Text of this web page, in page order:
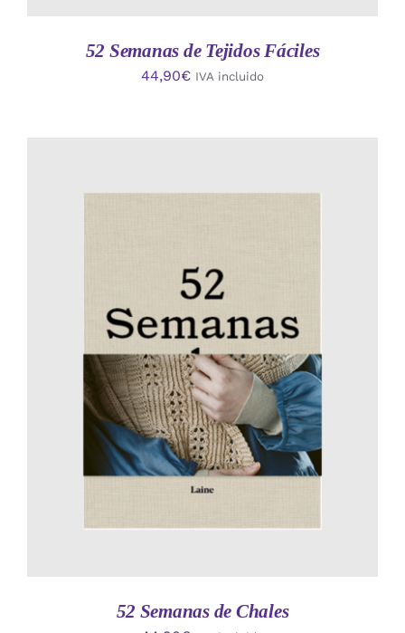
52 Semanas de Tejidos Fáciles
44,90€ IVA incluido
AÑADIR AL CARRITO
/
DETALLES
52 Semanas de Chales